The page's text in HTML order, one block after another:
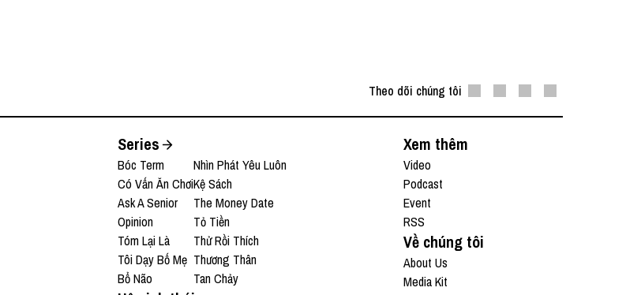
Theo dõi chúng tôi
Series
Bóc Term
Có Vấn Ăn Chơi
Ask A Senior
Opinion
Tóm Lại Là
Tôi Dạy Bố Mẹ
Bổ Não
Nhìn Phát Yêu Luôn
Kệ Sách
The Money Date
Tỏ Tiền
Thử Rồi Thích
Thương Thân
Tan Chảy
Xem thêm
Video
Podcast
Event
RSS
Về chúng tôi
About Us
Media Kit